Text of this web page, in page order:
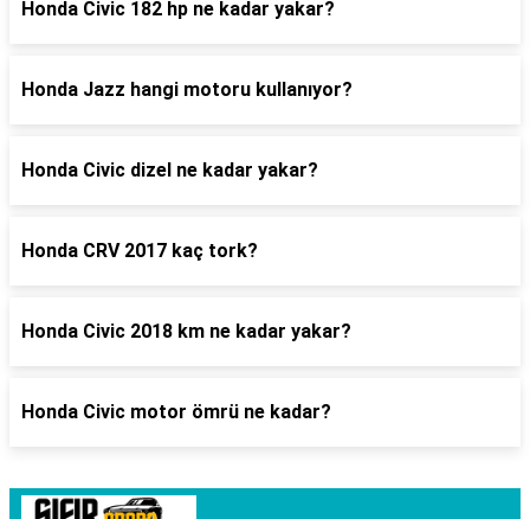
Honda Civic 182 hp ne kadar yakar?
Honda Jazz hangi motoru kullanıyor?
Honda Civic dizel ne kadar yakar?
Honda CRV 2017 kaç tork?
Honda Civic 2018 km ne kadar yakar?
Honda Civic motor ömrü ne kadar?